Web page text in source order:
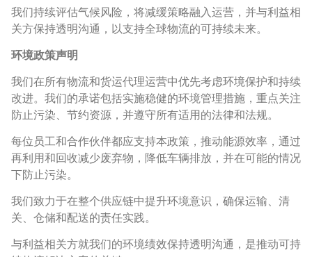
我们持续评估气候风险，将减缓策略融入运营，并与利益相
关方保持透明沟通，以支持全球物流的可持续未来。
环境政策声明
我们在所有物流和货运代理运营中优先考虑环境保护和持续
改进。我们的承诺包括实施稳健的环境管理措施，重点关注
防止污染、节约资源，并遵守所有适用的法律和法规。
每位员工和合作伙伴都应支持本政策，推动能源效率，通过
再利用和回收减少废弃物，降低车辆排放，并在可能的情况
下防止污染。
我们致力于在整个供应链中提升环境意识，确保运输、清
关、仓储和配送的责任实践。
与利益相关方就我们的环境绩效保持透明沟通，是推动可持